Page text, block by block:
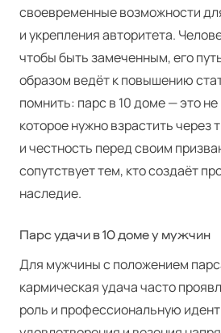
своевременные возможности
и укрепления авторитета.
чтобы быть замеченным, его
образом ведёт к повышению
помнить: парс в 10 доме — это
которое нужно взрастить через
и честность перед своим
сопутствует тем, кто создаёт
наследие.
Парс удачи в 10 доме у мужчин
Для мужчины с положением
кармическая удача часто
роль и профессиональную